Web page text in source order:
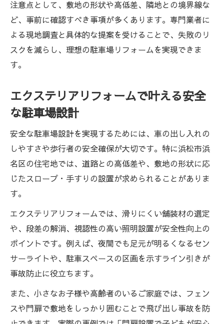
構空間
注意点として、敷地の形状や高低差、隣地との境界線な
ど、事前に確認すべき事項が多くあります。専門業者に
よる現地調査と具体的な提案を受けることで、失敗のリ
スクを減らし、理想の駐車場リフォームを実現できま
す。
エクステリアリフォームで叶える安全
な駐車場設計
安全な駐車場設計を実現するためには、車の出し入れの
しやすさや歩行者の安全確保が大切です。特に浜松市浜
名区の住宅地では、道路との高低差や、敷地の形状に応
じたスロープ・手すりの設置が求められることがありま
す。
エクステリアリフォームでは、滑りにくい舗装材の選定
や、段差の解消、視認性の高い照明設置が安全性向上の
ポイントです。例えば、夜間でも足元が明るくなるセン
サーライトや、駐車スペースの区画を示すライン引きが
事故防止に役立ちます。
また、小さなお子様や高齢者のいるご家庭では、フェン
スや門扉で敷地をしっかり囲むことで飛び出し事故を防